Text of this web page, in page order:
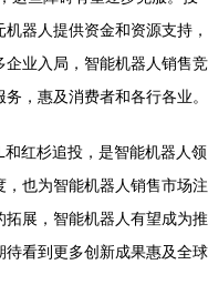
器人提供资金和资源支持，
业入局，智能机器人销售竞
，惠及消费者和各行各业。
红杉追投，是智能机器人领
也为智能机器人销售市场注
展，智能机器人有望成为推
看到更多创新成果惠及全球